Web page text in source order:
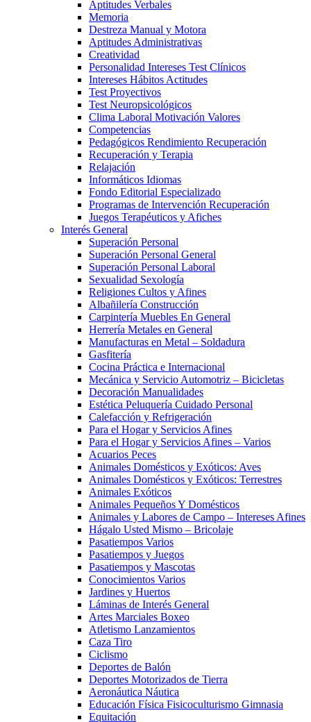
Aptitudes Verbales
Memoria
Destreza Manual y Motora
Aptitudes Administrativas
Creatividad
Personalidad Intereses Test Clínicos
Intereses Hábitos Actitudes
Test Proyectivos
Test Neuropsicológicos
Clima Laboral Motivación Valores
Competencias
Pedagógicos Rendimiento Recuperación
Recuperación y Terapia
Relajación
Informáticos Idiomas
Fondo Editorial Especializado
Programas de Intervención Recuperación
Juegos Terapéuticos y Afiches
Interés General
Superación Personal
Superación Personal General
Superación Personal Laboral
Sexualidad Sexología
Religiones Cultos y Afines
Albañilería Construcción
Carpintería Muebles En General
Herrería Metales en General
Manufacturas en Metal – Soldadura
Gasfitería
Cocina Práctica e Internacional
Mecánica y Servicio Automotriz – Bicicletas
Decoración Manualidades
Estética Peluquería Cuidado Personal
Calefacción y Refrigeración
Para el Hogar y Servicios Afines
Para el Hogar y Servicios Afines – Varios
Acuarios Peces
Animales Domésticos y Exóticos: Aves
Animales Domésticos y Exóticos: Terrestres
Animales Exóticos
Animales Pequeños Y Domésticos
Animales y Labores de Campo – Intereses Afines
Hágalo Usted Mismo – Bricolaje
Pasatiempos Varios
Pasatiempos y Juegos
Pasatiempos y Mascotas
Conocimientos Varios
Jardines y Huertos
Láminas de Interés General
Artes Marciales Boxeo
Atletismo Lanzamientos
Caza Tiro
Ciclismo
Deportes de Balón
Deportes Motorizados de Tierra
Aeronáutica Náutica
Educación Física Fisicoculturismo Gimnasia
Equitación